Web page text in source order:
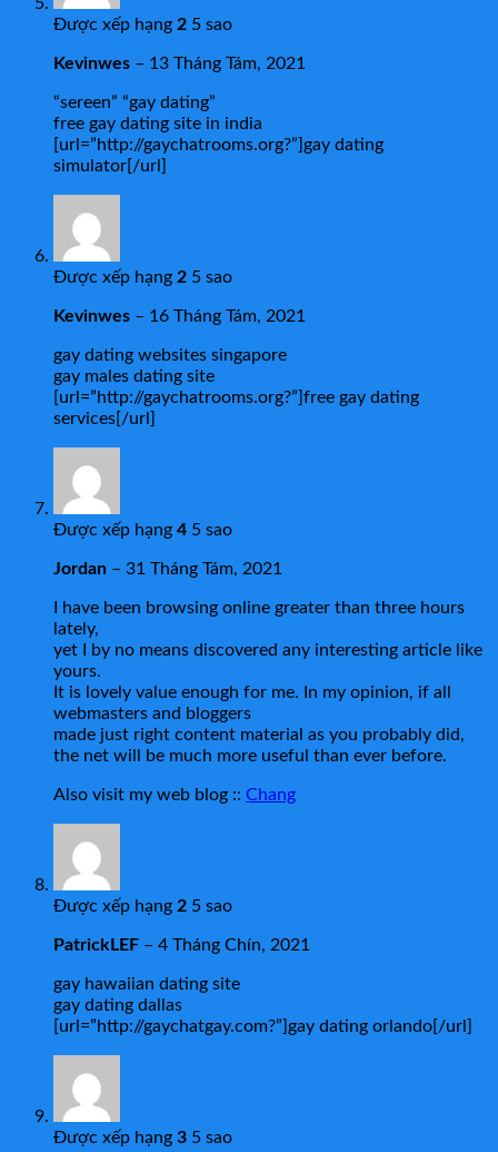
Được xếp hạng 2 5 sao
Kevinwes – 13 Tháng Tám, 2021
“sereen” “gay dating”
free gay dating site in india
[url=”http://gaychatrooms.org?”]gay dating
simulator[/url]
Được xếp hạng 2 5 sao
Kevinwes – 16 Tháng Tám, 2021
gay dating websites singapore
gay males dating site
[url=”http://gaychatrooms.org?”]free gay dating
services[/url]
Được xếp hạng 4 5 sao
Jordan – 31 Tháng Tám, 2021
I have been browsing online greater than three hours
lately,
yet I by no means discovered any interesting article like
yours.
It is lovely value enough for me. In my opinion, if all
webmasters and bloggers
made just right content material as you probably did,
the net will be much more useful than ever before.
Also visit my web blog :: Chang
Được xếp hạng 2 5 sao
PatrickLEF – 4 Tháng Chín, 2021
gay hawaiian dating site
gay dating dallas
[url=”http://gaychatgay.com?”]gay dating orlando[/url]
Được xếp hạng 3 5 sao